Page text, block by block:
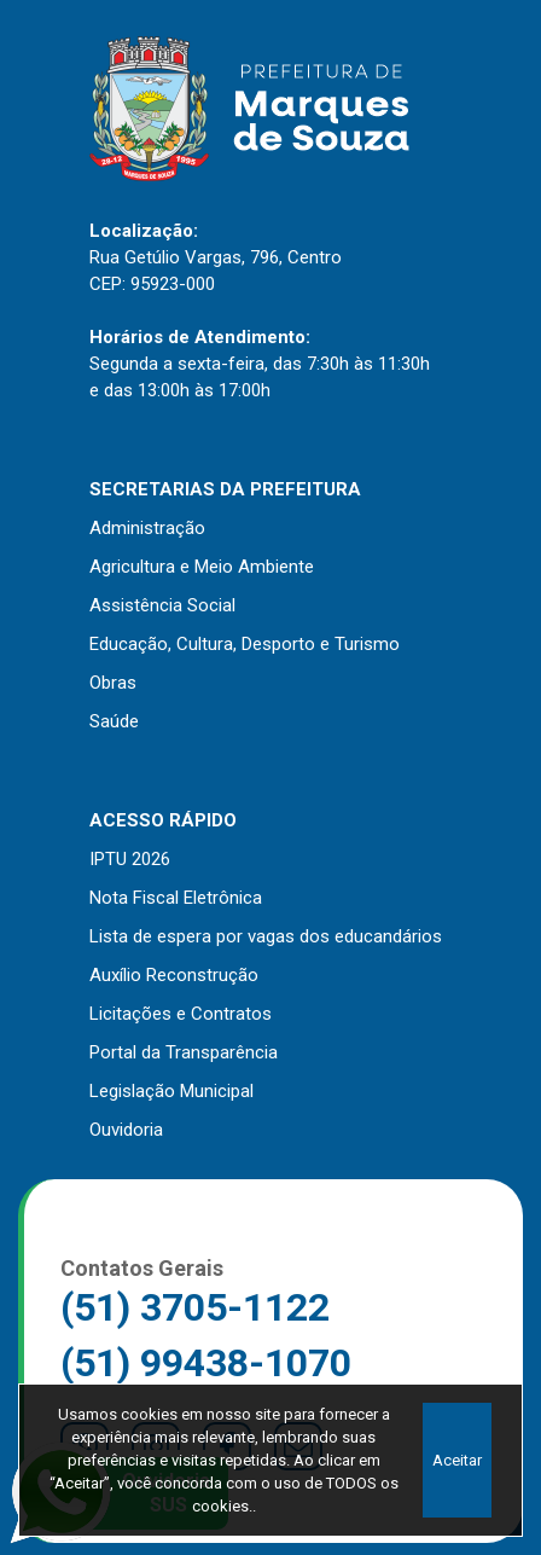
Usamos cookies em nosso site para fornecer a
experiência mais relevante, lembrando suas
preferências e visitas repetidas. Ao clicar em
“Aceitar”, você concorda com o uso de TODOS os
cookies..
Aceitar
Localização:
Rua Getúlio Vargas, 796, Centro
CEP: 95923-000
Horários de Atendimento:
Segunda a sexta-feira, das 7:30h às 11:30h
e das 13:00h às 17:00h
SECRETARIAS DA PREFEITURA
Administração
Agricultura e Meio Ambiente
Assistência Social
Educação, Cultura, Desporto e Turismo
Obras
Saúde
ACESSO RÁPIDO
IPTU 2026
Nota Fiscal Eletrônica
Lista de espera por vagas dos educandários
Auxílio Reconstrução
Licitações e Contratos
Portal da Transparência
Legislação Municipal
Ouvidoria
Contatos Gerais
(51) 3705-1122
(51) 99438-1070